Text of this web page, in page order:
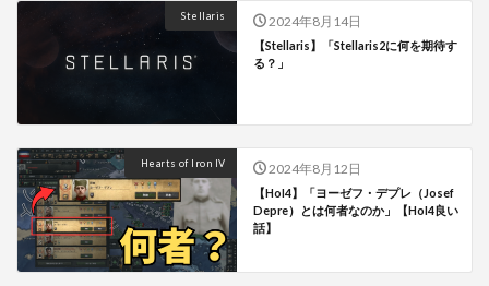
Stellaris 2024年8月14日
【Stellaris】「Stellaris2に何を期待す
る？」
Hearts of Iron IV 2024年8月12日
【HoI4】「ヨーゼフ・デプレ（Josef
Depre）とは何者なのか」【HoI4良い
話】